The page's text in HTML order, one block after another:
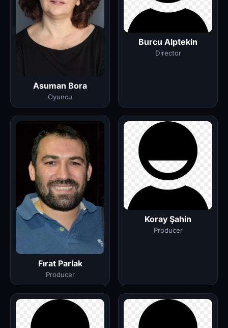
Asuman Bora
Oyuncu
Burcu Alptekin
Director
Fırat Parlak
Producer
Koray Şahin
Producer